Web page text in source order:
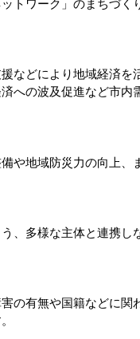
トワーク」のまちづく
などにより地域経済を
への波及促進など市内
や地域防災力の向上、
、多様な主体と連携し
の有無や国籍などに関